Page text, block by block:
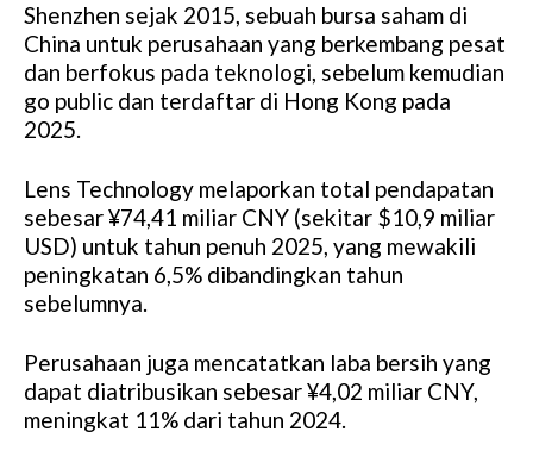
Shenzhen sejak 2015, sebuah bursa saham di
China untuk perusahaan yang berkembang pesat
dan berfokus pada teknologi, sebelum kemudian
go public dan terdaftar di Hong Kong pada
2025.
Lens Technology melaporkan total pendapatan
sebesar ¥74,41 miliar CNY (sekitar $10,9 miliar
USD) untuk tahun penuh 2025, yang mewakili
peningkatan 6,5% dibandingkan tahun
sebelumnya.
Perusahaan juga mencatatkan laba bersih yang
dapat diatribusikan sebesar ¥4,02 miliar CNY,
meningkat 11% dari tahun 2024.